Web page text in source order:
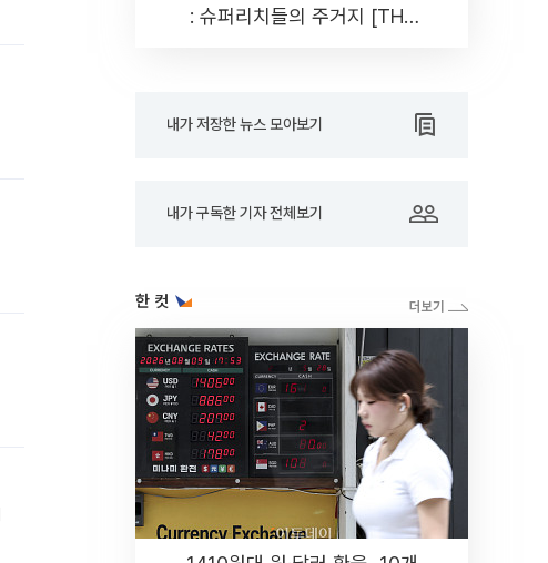
: 슈퍼리치들의 주거지 [THE
내가 저장한 뉴스 모아보기
내가 구독한 기자 전체보기
한 컷